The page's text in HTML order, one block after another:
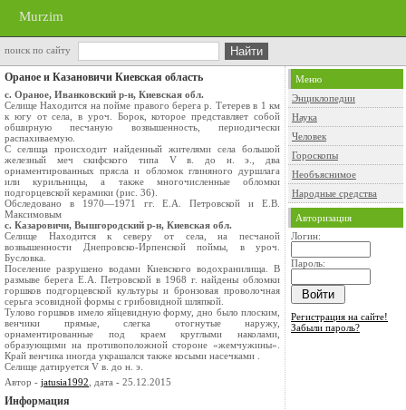
Murzim
поиск по сайту
Ораное и Казановичи Киевская область
с. Ораное, Иванковский р-н, Киевская обл.
Селище Находится на пойме правого берега р. Тетерев в 1 км
к югу от села, в уроч. Борок, которое представляет собой
обширную песчаную возвышенность, периодически
распахиваемую.
С селища происходит найденный жителями села большой
железный меч скифского типа V в. до н. э., два
орнаментированных прясла и обломок глиняного дуршлага
или курильницы, а также многочисленные обломки
подгорцевской керамики (рис. 36).
Обследовано в 1970—1971 гг. Е.А. Петровской и Е.В.
Максимовым
с. Казаровичи, Вышгородский р-н, Киевская обл.
Селище Находится к северу от села, на песчаной
возвышенности Днепровско-Ирпенской поймы, в уроч.
Бусловка.
Поселение разрушено водами Киевского водохранилища. В
размыве берега Е.А. Петровской в 1968 г. найдены обломки
горшков подгорцевской культуры и бронзовая проволочная
серьга эсовидной формы с грибовидной шляпкой.
Тулово горшков имело яйцевидную форму, дно было плоским,
венчики прямые, слегка отогнутые наружу,
орнаментированные под краем круглыми наколами,
образующими на противоположной стороне «жемчужины».
Край венчика иногда украшался также косыми насечками .
Селище датируется V в. до н. э.
Автор - jatusia1992 , дата - 25.12.2015
Информация
Меню
Энциклопедии
Наука
Человек
Гороскопы
Необъяснимое
Народные средства
Авторизация
Логин:
Пароль:
Регистрация на сайте!
Забыли пароль?